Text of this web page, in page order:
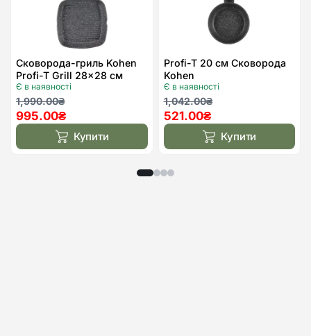
Сковорода-гриль Kohen
Profi-T Grill 28×28 см
Є в наявності
1,990.00₴
Оригінальна
ціна:
1,990.00₴.
995.00₴
Поточна
ціна:
995.00₴.Купити
Profi-T 20 см Сковорода
Kohen
Є в наявності
1,042.00₴
Оригінальна
ціна:
1,042.00₴.
521.00₴
Поточна
ціна:
521.00₴. Купити